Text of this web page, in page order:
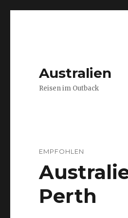
Australien
Reisen im Outback
EMPFOHLEN
Perth